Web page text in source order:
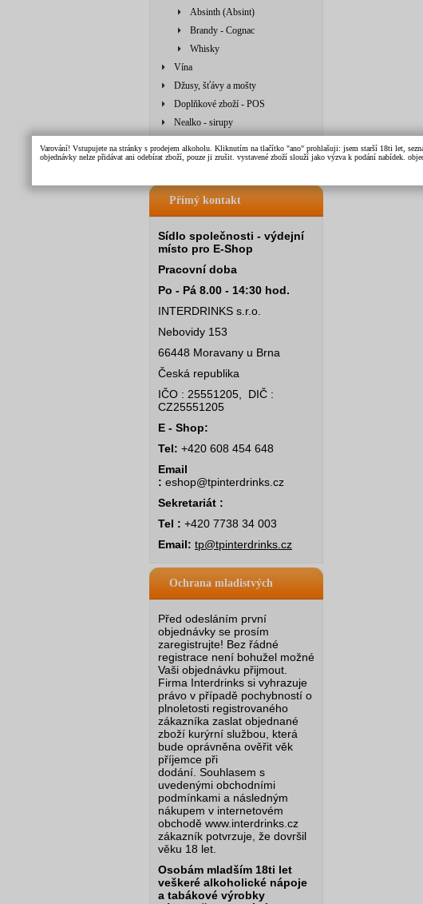
Absinth (Absint)
Brandy - Cognac
Whisky
Vína
Džusy, šťávy a mošty
Doplňkové zboží - POS
Nealko - sirupy
Džusy, šťávy, mošty, sirupy
Přímý kontakt
Sídlo společnosti - výdejní
místo pro E-Shop
Pracovní doba
Po - Pá 8.00 - 14:30 hod.
INTERDRINKS s.r.o.
Nebovidy 153
66448 Moravany u Brna
Česká republika
IČO : 25551205, DIČ :
CZ25551205
E - Shop:
Tel: +420 608 454 648
Email
: eshop@tpinterdrinks.cz
Sekretariát :
Tel : +420 7738 34 003
Email: tp@tpinterdrinks.cz
Ochrana mladistvých
Před odesláním první
objednávky se prosím
zaregistrujte! Bez řádné
registrace není bohužel možné
Vaši objednávku přijmout.
Firma Interdrinks si vyhrazuje
právo v případě pochybností o
plnoletosti registrovaného
zákazníka zaslat objednané
zboží kurýrní službou, která
bude oprávněna ověřit věk
příjemce při
dodání. Souhlasem s
uvedenými obchodními
podmínkami a následným
nákupem v internetovém
obchodě www.interdrinks.cz
zákazník potvrzuje, že dovršil
věku 18 let.
Osobám mladším 18ti let
veškeré alkoholické nápoje
a tabákové výrobky
Varování! Vstupujete na stránky s prodejem alkoholu. Kliknutím na tlačítko "ano" prohlašuji: jsem starší 18ti let,
objednávky nelze přidávat ani odebírat zboží, pouze ji zrušit. vystavené zboží slouží jako výzva k podání nabídek.